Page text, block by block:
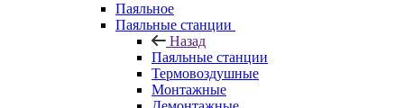
Паяльное
Паяльные станции
Назад
Паяльные станции
Термовоздушные
Монтажные